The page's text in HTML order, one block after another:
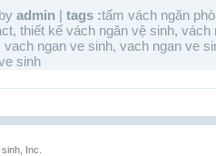
by admin tags :tấm vách ngăn
, thiết kế vách ngăn vệ sinh, vách
vach ngan ve sinh, vach ngan ve
sinh
Inc.